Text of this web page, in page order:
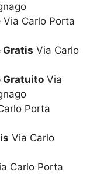
Via Carlo Porta
Gratis Via Carlo
Gratuito Via
Porta
Via Carlo
Carlo Porta